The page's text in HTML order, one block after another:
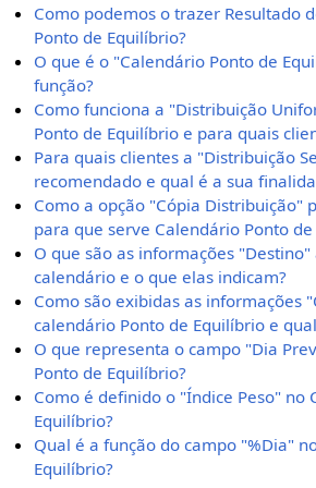
Como podemos o trazer Resultado
Ponto de Equilíbrio?
O que é o "Calendário Ponto de
função?
Como funciona a "Distribuição
Ponto de Equilíbrio e para quais
Para quais clientes a "Distribuição
recomendado e qual é a sua
Como a opção "Cópia Distribuição"
para que serve Calendário Ponto
O que são as informações
calendário e o que elas indicam?
Como são exibidas as informações
calendário Ponto de Equilíbrio e
O que representa o campo "Dia
Ponto de Equilíbrio?
Como é definido o "Índice Peso" no
Equilíbrio?
Qual é a função do campo "%Dia"
Equilíbrio?